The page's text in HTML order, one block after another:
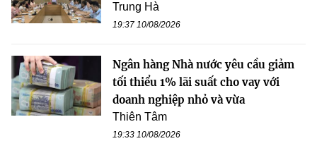
Trung Hà
19:37 10/08/2026
Ngân hàng Nhà nước yêu cầu giảm
tối thiểu 1% lãi suất cho vay với
doanh nghiệp nhỏ và vừa
Thiên Tâm
19:33 10/08/2026